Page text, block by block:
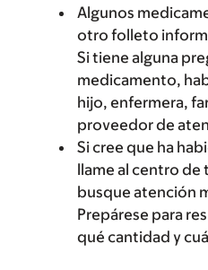
Algunos
otro folleto
Si tiene alguna
medicamento,
hijo, enfermera,
proveedor de
Si cree que ha
llame al centro
busque atención
Prepárese para
qué cantidad y